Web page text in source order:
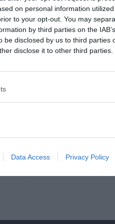
on personal information
to your opt-out. You may
by third parties on the
be disclosed by us to third parties
disclose it to other third parties.
Data Access Privacy Policy